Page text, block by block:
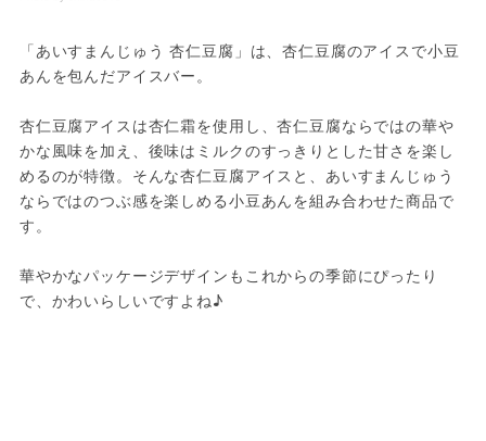
「あいすまんじゅう 杏仁豆腐」は、杏仁豆腐のアイスで小豆
あんを包んだアイスバー。
杏仁豆腐アイスは杏仁霜を使用し、杏仁豆腐ならではの華や
かな風味を加え、後味はミルクのすっきりとした甘さを楽し
めるのが特徴。そんな杏仁豆腐アイスと、あいすまんじゅう
ならではのつぶ感を楽しめる小豆あんを組み合わせた商品で
す。
華やかなパッケージデザインもこれからの季節にぴったり
で、かわいらしいですよね♪